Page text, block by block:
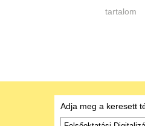
tartalom
Adja meg a keresett